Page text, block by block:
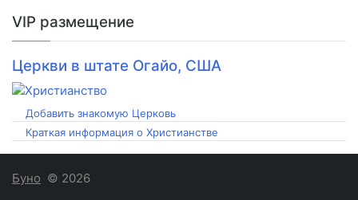
VIP размещение
Церкви в штате Огайо, США
Добавить знакомую Церковь
Краткая информация о Христианстве
Буно © 2026